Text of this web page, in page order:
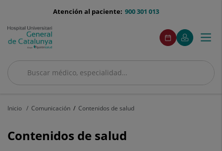
menu-
900 301 013
Atención al paciente:
Buscar
Buscar
menuAcceso
Pedir
cita
Este
enlace
se
en
Mi
Quirónsalud
Este
enlace
se
en
ventana
Menú
Inicio Comunicación Contenidos de salud
Contenidos de salud